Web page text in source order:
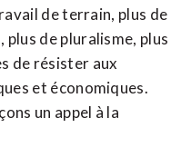
de terrain, plus de
plus de pluralisme, plus
de résister aux
et économiques.
un appel à la